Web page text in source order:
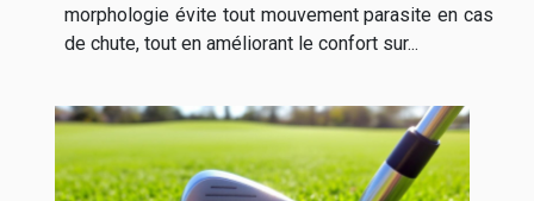
morphologie évite tout mouvement parasite en cas
de chute, tout en améliorant le confort sur...